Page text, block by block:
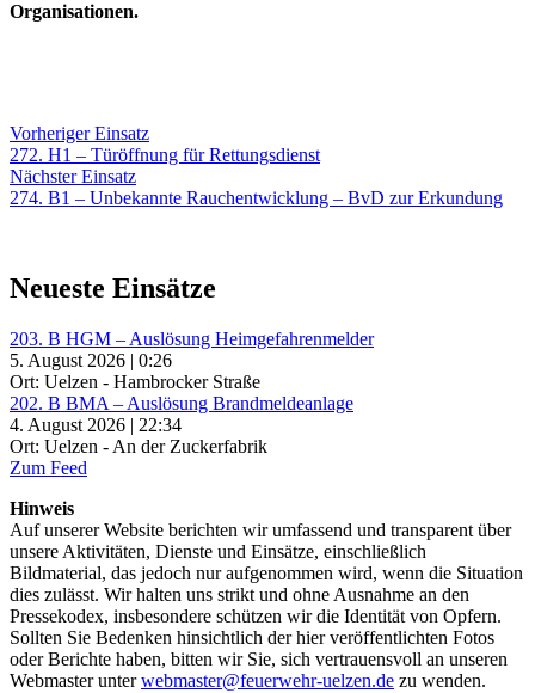
Organisationen.
Beitragsnavigation
Vorheriger EinsatzVorheriger
Einsatz:
272. H1 – Türöffnung für Rettungsdienst
Nächster EinsatzNächster
Einsatz:
274. B1 – Unbekannte Rauchentwicklung – BvD zur Erkundung
Neueste Einsätze
203. B HGM – Auslösung Heimgefahrenmelder
5. August 2026 | 0:26
Ort: Uelzen - Hambrocker Straße
202. B BMA – Auslösung Brandmeldeanlage
4. August 2026 | 22:34
Ort: Uelzen - An der Zuckerfabrik
Zum Feed
Hinweis
Auf unserer Website berichten wir umfassend und transparent über
unsere Aktivitäten, Dienste und Einsätze, einschließlich
Bildmaterial, das jedoch nur aufgenommen wird, wenn die Situation
dies zulässt. Wir halten uns strikt und ohne Ausnahme an den
Pressekodex, insbesondere schützen wir die Identität von Opfern.
Sollten Sie Bedenken hinsichtlich der hier veröffentlichten Fotos
oder Berichte haben, bitten wir Sie, sich vertrauensvoll an unseren
Webmaster unterwebmaster@feuerwehr-uelzen.de zu wenden.